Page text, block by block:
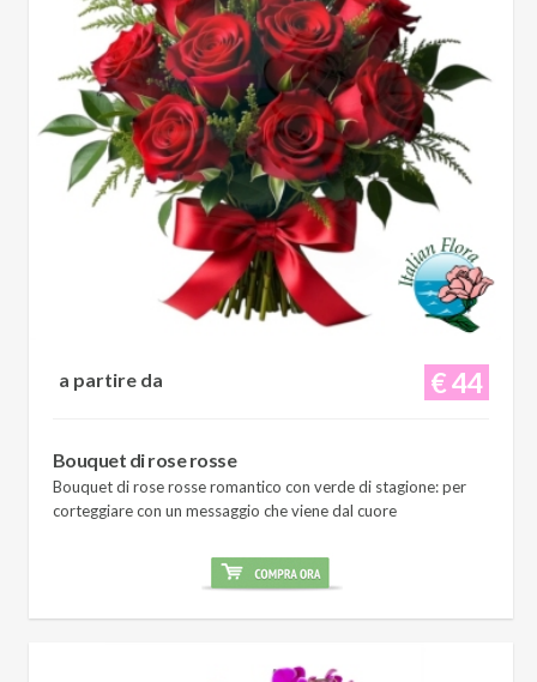
€ 44
a partire da
Bouquet di rose rosse
Bouquet di rose rosse romantico con verde di stagione: per
corteggiare con un messaggio che viene dal cuore